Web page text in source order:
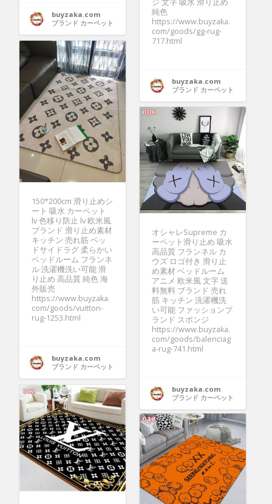
buyzaka.com
ブランド カーペット
ジ 文字 吸水 滑り止め
純色
https://www.buyzaka.
com/goods/gg-rug-
717.html
buyzaka.com
ブランド カーペット
150*200cm 滑り止めシ
ート 吸水 カーペット
lv 色移り防止 lv 欧米風
ブランド 滑り止め素材
キッチン 売れ筋 ベッ
ドサイドラグ 柔らかい
ベッドルーム フランネ
ル 洗濯機洗い可能 滑
り止め 高品質 純色 海
外販売
https://www.buyzaka.
com/goods/vuitton-
rug-1253.html
buyzaka.com
ブランド カーペット
オシャレSupreme カ
ーペット滑り止め 吸水
高品質 フランネル カ
ウズ ロゴ付き 滑り止
め素材 ベッドルーム
アニメ 欧米風 文字 送
料無料 ブランド 売れ
筋 キッチン 洗濯機洗
い可能 ファッションブ
ランド スポンジ
https://www.buyzaka.
com/goods/balenciag
a-rug-741.html
buyzaka.com
ブランド カーペット